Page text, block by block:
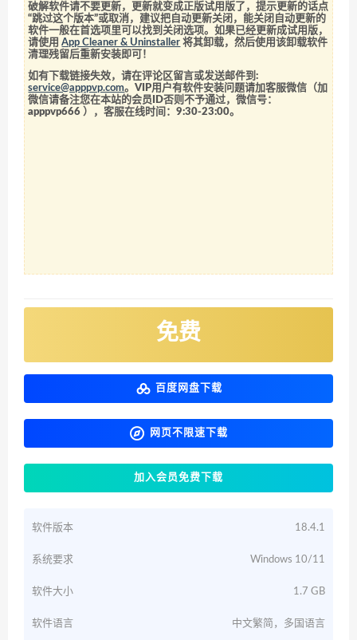
破解软件请不要更新，更新就变成正版试用版了，提示更新的话点
“跳过这个版本”或取消，建议把自动更新关闭，能关闭自动更新的
软件一般在首选项里可以找到关闭选项。如果已经更新成试用版，
请使用App Cleaner & Uninstaller 将其卸载，然后使用该卸载软件
清理残留后重新安装即可！
如有下载链接失效，请在评论区留言或发送邮件到:
service@apppvp.com。VIP用户有软件安装问题请加客服微信（加
微信请备注您在本站的会员ID否则不予通过，微信号：
apppvp666 ），客服在线时间：9:30-23:00。
免费
百度网盘下载
网页不限速下载
加入会员免费下载
软件版本 18.4.1
系统要求 Windows 10/11
软件大小 1.7 GB
软件语言 中文繁简，多国语言